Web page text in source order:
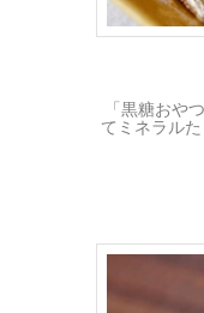
「黒糖おや
てミネラル